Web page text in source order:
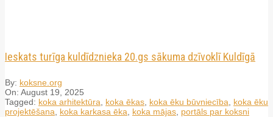
Ieskats turīga kuldīdznieka 20.gs sākuma dzīvoklī Kuldīgā
By: koksne.org
On: August 19, 2025
Tagged: koka arhitektūra koka ēkas koka ēku būvniecība
koka ēku
projektēšana
koka karkasa ēka koka mājas portāls par koksni